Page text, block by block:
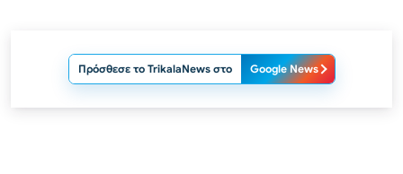
Πρόσθεσε το TrikalaNews στο Google News